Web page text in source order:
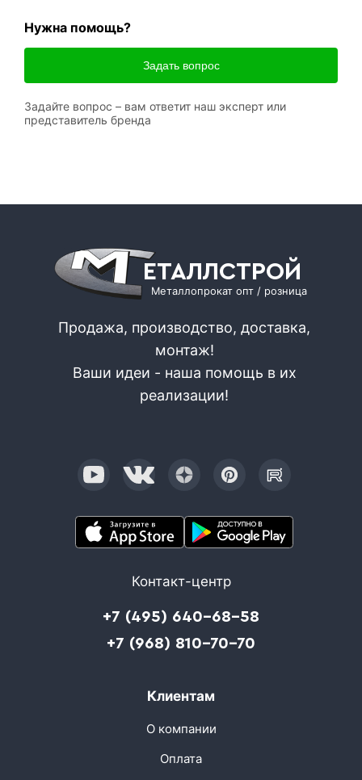
Нужна помощь?
Задать вопрос
Задайте вопрос – вам ответит наш эксперт или
представитель бренда
ЕТАЛЛСТРОЙ
Металлопрокат опт / розница
Продажа, производство, доставка,
монтаж!
Ваши идеи - наша помощь в их
реализации!
Контакт-центр
+7 (495) 640-68-58
+7 (968) 810-70-70
Клиентам
О компании
Оплата